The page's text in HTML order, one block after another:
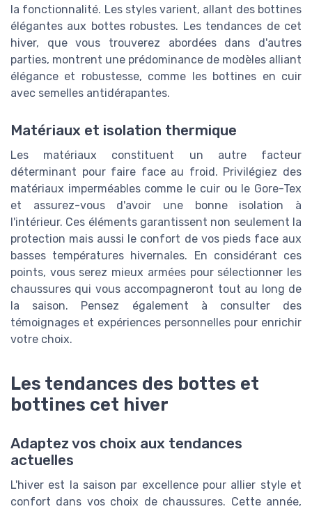
la fonctionnalité. Les styles varient, allant des bottines
élégantes aux bottes robustes. Les tendances de cet
hiver, que vous trouverez abordées dans d'autres
parties, montrent une prédominance de modèles alliant
élégance et robustesse, comme les bottines en cuir
avec semelles antidérapantes.
Matériaux et isolation thermique
Les matériaux constituent un autre facteur
déterminant pour faire face au froid. Privilégiez des
matériaux imperméables comme le cuir ou le Gore-Tex
et assurez-vous d'avoir une bonne isolation à
l'intérieur. Ces éléments garantissent non seulement la
protection mais aussi le confort de vos pieds face aux
basses températures hivernales. En considérant ces
points, vous serez mieux armées pour sélectionner les
chaussures qui vous accompagneront tout au long de
la saison. Pensez également à consulter des
témoignages et expériences personnelles pour enrichir
votre choix.
Les tendances des bottes et
bottines cet hiver
Adaptez vos choix aux tendances
actuelles
L'hiver est la saison par excellence pour allier style et
confort dans vos choix de chaussures. Cette année,